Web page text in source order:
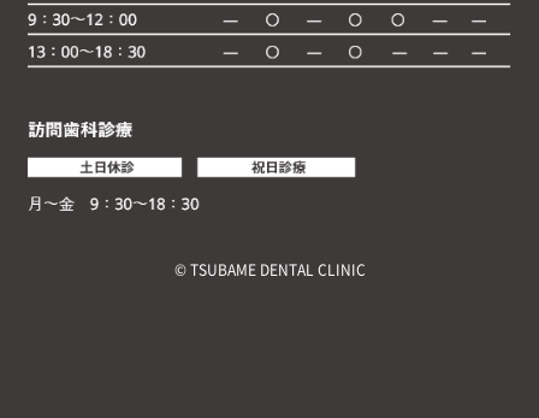
© TSUBAME DENTAL CLINIC